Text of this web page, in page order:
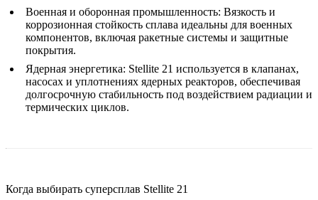
Военная и оборонная промышленность: Вязкость и
коррозионная стойкость сплава идеальны для военных
компонентов, включая ракетные системы и защитные
покрытия.
Ядерная энергетика: Stellite 21 используется в клапанах,
насосах и уплотнениях ядерных реакторов, обеспечивая
долгосрочную стабильность под воздействием радиации и
термических циклов.
Когда выбирать суперсплав Stellite 21